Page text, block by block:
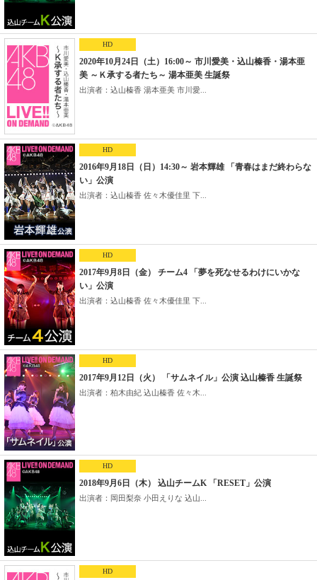
HD
2020年10月24日（土）16:00～ 市川愛美・込山榛香・湯本亜
美 ～Ｋ承する者たち～ 湯本亜美 生誕祭
出演者：込山榛香 湯本亜美 市川愛...
HD
2016年9月18日（日）14:30～ 岩本輝雄 「青春はまだ終わらな
い」公演
出演者：込山榛香 佐々木優佳里 下...
HD
2017年9月8日（金） チーム4 「夢を死なせるわけにいかな
い」公演
出演者：込山榛香 佐々木優佳里 下...
HD
2017年9月12日（火） 「サムネイル」公演 込山榛香 生誕祭
出演者：柏木由紀 込山榛香 佐々木...
HD
2018年9月6日（木） 込山チームK 「RESET」公演
出演者：岡田梨奈 小田えりな 込山...
HD